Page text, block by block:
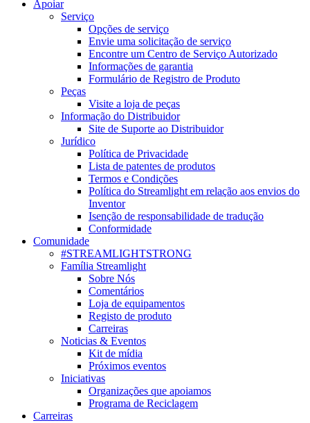
Apoiar
Serviço
Opções de serviço
Envie uma solicitação de serviço
Encontre um Centro de Serviço Autorizado
Informações de garantia
Formulário de Registro de Produto
Peças
Visite a loja de peças
Informação do Distribuidor
Site de Suporte ao Distribuidor
Jurídico
Política de Privacidade
Lista de patentes de produtos
Termos e Condições
Política do Streamlight em relação aos envios do
Inventor
Isenção de responsabilidade de tradução
Conformidade
Comunidade
#STREAMLIGHTSTRONG
Família Streamlight
Sobre Nós
Comentários
Loja de equipamentos
Registo de produto
Carreiras
Noticias & Eventos
Kit de mídia
Próximos eventos
Iniciativas
Organizações que apoiamos
Programa de Reciclagem
Carreiras